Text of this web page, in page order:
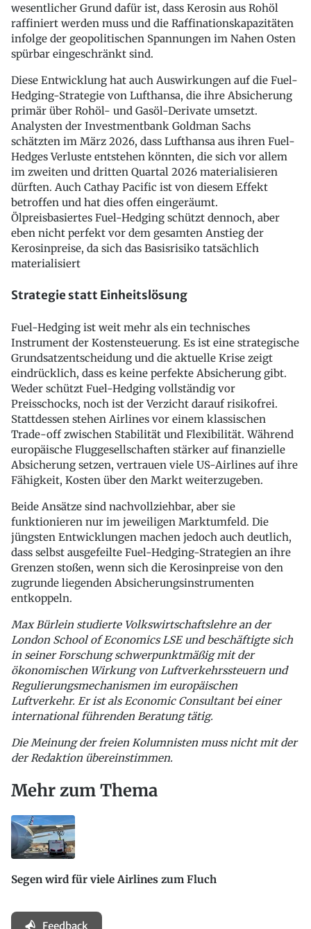
wesentlicher Grund dafür ist, dass Kerosin aus Rohöl
raffiniert werden muss und die Raffinationskapazitäten
infolge der geopolitischen Spannungen im Nahen Osten
spürbar eingeschränkt sind.
Diese Entwicklung hat auch Auswirkungen auf die Fuel-
Hedging-Strategie von Lufthansa, die ihre Absicherung
primär über Rohöl- und Gasöl-Derivate umsetzt.
Analysten der Investmentbank Goldman Sachs
schätzten im März 2026, dass Lufthansa aus ihren Fuel-
Hedges Verluste entstehen könnten, die sich vor allem
im zweiten und dritten Quartal 2026 materialisieren
dürften. Auch Cathay Pacific ist von diesem Effekt
betroffen und hat dies offen eingeräumt.
Ölpreisbasiertes Fuel-Hedging schützt dennoch, aber
eben nicht perfekt vor dem gesamten Anstieg der
Kerosinpreise, da sich das Basisrisiko tatsächlich
materialisiert
Strategie statt Einheitslösung
Fuel-Hedging ist weit mehr als ein technisches
Instrument der Kostensteuerung. Es ist eine strategische
Grundsatzentscheidung und die aktuelle Krise zeigt
eindrücklich, dass es keine perfekte Absicherung gibt.
Weder schützt Fuel-Hedging vollständig vor
Preisschocks, noch ist der Verzicht darauf risikofrei.
Stattdessen stehen Airlines vor einem klassischen
Trade-off zwischen Stabilität und Flexibilität. Während
europäische Fluggesellschaften stärker auf finanzielle
Absicherung setzen, vertrauen viele US-Airlines auf ihre
Fähigkeit, Kosten über den Markt weiterzugeben.
Beide Ansätze sind nachvollziehbar, aber sie
funktionieren nur im jeweiligen Marktumfeld. Die
jüngsten Entwicklungen machen jedoch auch deutlich,
dass selbst ausgefeilte Fuel-Hedging-Strategien an ihre
Grenzen stoßen, wenn sich die Kerosinpreise von den
zugrunde liegenden Absicherungsinstrumenten
entkoppeln.
Max Bürlein studierte Volkswirtschaftslehre an der
London School of Economics LSE und beschäftigte sich
in seiner Forschung schwerpunktmäßig mit der
ökonomischen Wirkung von Luftverkehrssteuern und
Regulierungsmechanismen im europäischen
Luftverkehr. Er ist als Economic Consultant bei einer
international führenden Beratung tätig.
Die Meinung der freien Kolumnisten muss nicht mit der
der Redaktion übereinstimmen.
Mehr zum Thema
Segen wird für viele Airlines zum Fluch
Feedback